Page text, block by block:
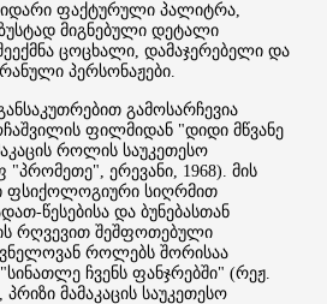
ფაქტურული პალიტრა,
მიგნებული დეტალი
ცოცხალი, დამაჯერებელი და
პერსონაჟები.
გამოსარჩევია
ფილმიდან "დიდი მწვანე
როლის საუკეთესო
"პრომეთე", ერევანი, 1968). მის
ფსიქოლოგიური სიღრმით
წესებისა და ბუნებასთან
რღვევით შეშფოთებული
როლებს შორისაა
ჩვენს ფანჯრებში" (რეჟ.
მამაკაცის საუკეთესო